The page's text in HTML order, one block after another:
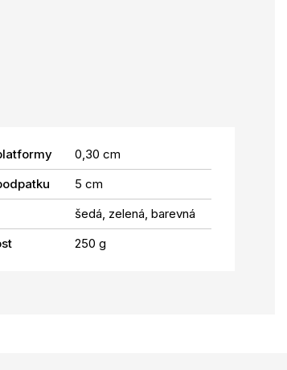
0,30 cm
5 cm
šedá, zelená, barevná
250 g